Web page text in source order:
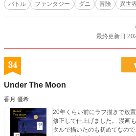
バトル ファンタジー ダニ 冒険 異世
最終更新日
34
Under The Moon
香月 優希
20年くらい前にラフ描きで放
修正して仕上げました。 漫画
タルで描いたのも初めてなの